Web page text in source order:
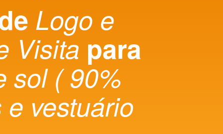
Logo e
Visita para
sol ( 90%
vestuário